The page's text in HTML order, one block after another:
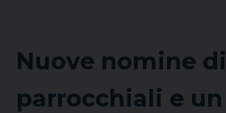
Nuove nomine
parrocchiali e